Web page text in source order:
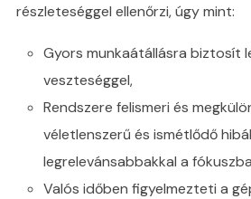
részleteséggel ellenőrzi, úgy mint:
Gyors munkaátállásra biztosít
veszteséggel,
Rendszere felismeri és
véletlenszerű és ismétlődő
legrelevánsabbakkal a
Valós időben figyelmezteti a